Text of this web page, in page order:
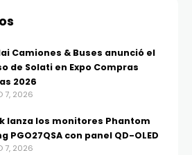
Camiones & Buses anunció el
de Solati en Expo Compras
2026
7, 2026
lanza los monitores Phantom
PGO27QSA con panel QD-OLED
7, 2026